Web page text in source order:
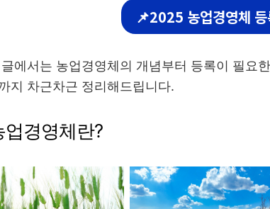
📌2025 농업경영체 등
에서는 농업경영체의 개념부터 등록이 필요
지 차근차근 정리해드립니다.
업경영체란?